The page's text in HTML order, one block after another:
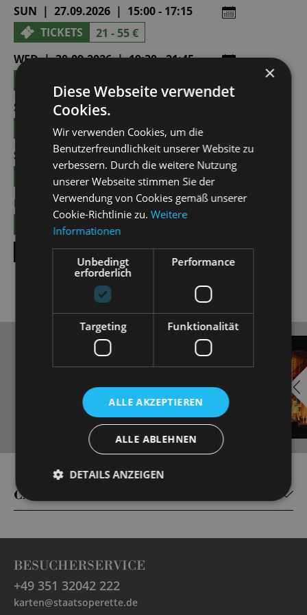
SUN | 27.09.2026 | 15:00 - 17:15
TICKETS
21 - 55 €
WED | 30.09.2026 | 19:30 - 21:45
SAT | 03.10.2026 | 19:30 - 21:45
TICKETS
21 - 55 €
SUN | 04.10.2026 | 15:00 - 17:15
TICKETS
21 - 55 €
FRI | 23.10.2026 | 19:30 - 21:45
TICKETS
19 - 49 €
SHOW ALL DATES
EMBED
YouTube
CAST
BESUCHERSERVICE
+49 351 32042 222
karten@staatsoperette.de
×
Diese Webseite verwendet
Cookies.
Wir verwenden Cookies, um die
Benutzerfreundlichkeit unserer Website zu
verbessern. Durch die weitere Nutzung
unserer Webseite stimmen Sie der
Verwendung von Cookies gemäß unserer
Cookie-Richtlinie zu.Weitere
Informationen
Unbedingt
erforderlich
Performance
Targeting Funktionalität
ALLE AKZEPTIEREN
ALLE ABLEHNEN
DETAILS ANZEIGEN